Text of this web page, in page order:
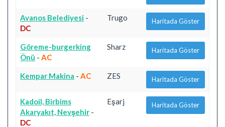
Avanos Belediyesi -
DC
Trugo Haritada Göster
Göreme-burgerking
Önü - AC
Sharz Haritada Göster
Kempar Makina - AC ZES Haritada Göster
Kadoil, Birbims
Akaryakıt, Nevşehir -
DC
Eşarj Haritada Göster